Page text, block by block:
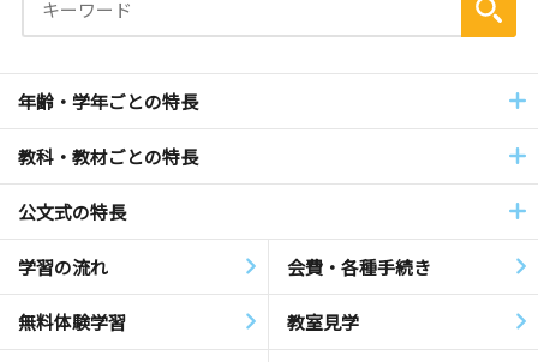
年齢・学年ごとの特長
教科・教材ごとの特長
公文式の特長
学習の流れ 会費・各種手続き
無料体験学習 教室見学